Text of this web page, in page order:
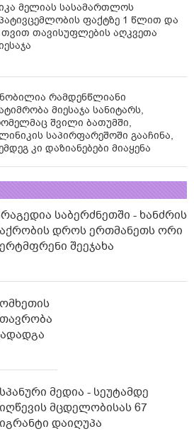
მელიას სასამართლოს
ფაქტზე 1 წლით და
თვით თავისუფლების აღკვეთა
რამდენწლიანი
მიესაჯა სანიტარს,
შვილი ბათუმში,
საპირფარეშოში გააჩინა,
კი დაზიანებები მიაყენა
საბერძნეთში - ხანძრის
დროს ერთმანეთს ორი
შეეჯახა
მედია - სეუტამდე
მცდელობისას 67
დაიღუპა